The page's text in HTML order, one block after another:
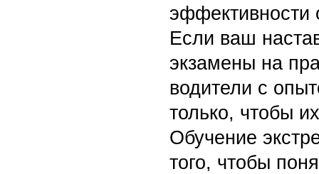
эффективности
Если ваш
экзамены на
водители с
только, чтобы
Обучение
того, чтобы